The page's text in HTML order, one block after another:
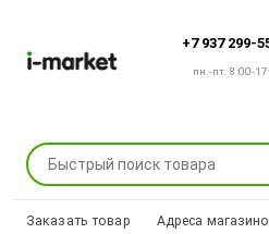
+7 937 299-
пн.-пт. 8:00-
Заказать товар Адреса